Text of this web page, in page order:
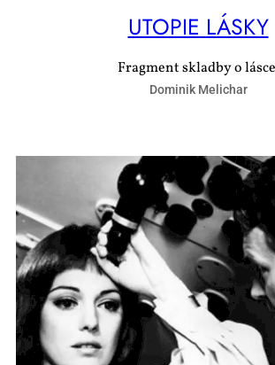
UTO­PIE LÁS­KY
Fragment skladby o
Dominik Melichar